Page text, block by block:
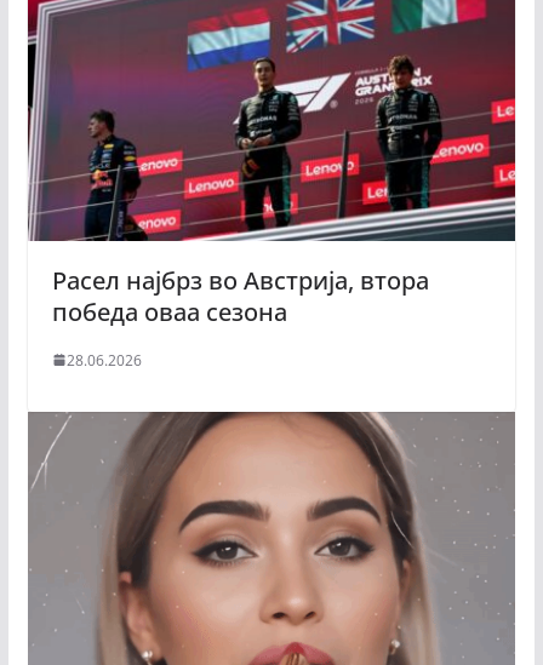
Расел најбрз во Австрија, втора
победа оваа сезона
28.06.2026